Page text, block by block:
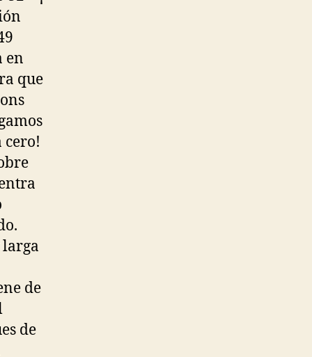
en
que
cero!
larga
de
de